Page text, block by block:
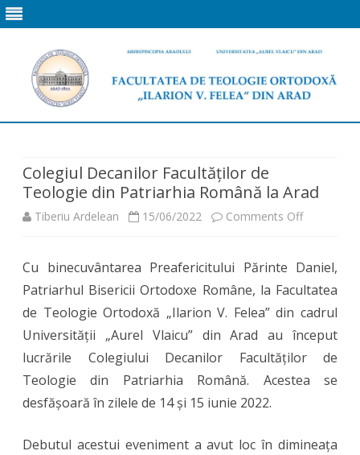
Colegiul Decanilor Facultăților de
Teologie din Patriarhia Română la Arad
Tiberiu Ardelean 15/06/2022 Comments Offon
Decanilor
Teologie
din
Română
Cu binecuvântarea Preafericitului Părinte Daniel,
Patriarhul Bisericii Ortodoxe Române, la Facultatea
de Teologie Ortodoxă „Ilarion V. Felea” din cadrul
Universității „Aurel Vlaicu” din Arad au început
lucrările Colegiului Decanilor Facultăților de
Teologie din Patriarhia Română. Acestea se
desfășoară în zilele de 14 și 15 iunie 2022.
Debutul acestui eveniment a avut loc în dimineața